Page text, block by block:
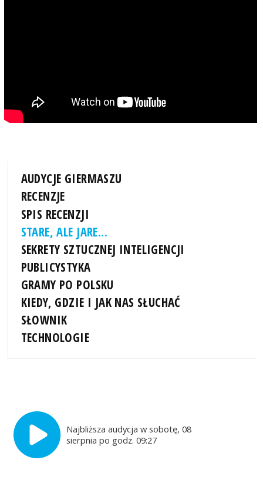
AUDYCJE GIERMASZU
RECENZJE
SPIS RECENZJI
STARE, ALE JARE...
SEKRETY SZTUCZNEJ INTELIGENCJI
PUBLICYSTYKA
GRAMY PO POLSKU
KIEDY, GDZIE I JAK NAS SŁUCHAĆ
SŁOWNIK
TECHNOLOGIE
Najbliższa audycja w sobotę, 08
sierpnia po godz. 09:27